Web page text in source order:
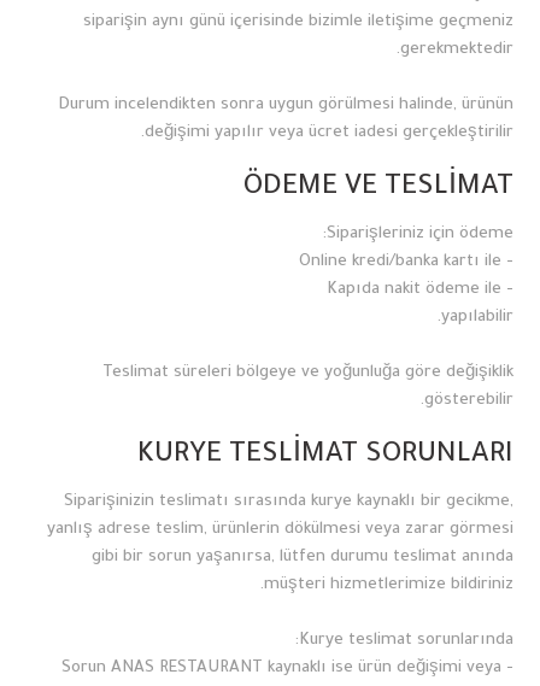
siparişin aynı günü içerisinde bizimle iletişime geçmeniz
gerekmektedir.
Durum incelendikten sonra uygun görülmesi halinde, ürünün
değişimi yapılır veya ücret iadesi gerçekleştirilir.
ÖDEME VE TESLİMAT
Siparişleriniz için ödeme:
- Online kredi/banka kartı ile
- Kapıda nakit ödeme ile
yapılabilir.
Teslimat süreleri bölgeye ve yoğunluğa göre değişiklik
gösterebilir.
KURYE TESLİMAT SORUNLARI
Siparişinizin teslimatı sırasında kurye kaynaklı bir gecikme,
yanlış adrese teslim, ürünlerin dökülmesi veya zarar görmesi
gibi bir sorun yaşanırsa, lütfen durumu teslimat anında
müşteri hizmetlerimize bildiriniz.
Kurye teslimat sorunlarında:
- Sorun ANAS RESTAURANT kaynaklı ise ürün değişimi veya